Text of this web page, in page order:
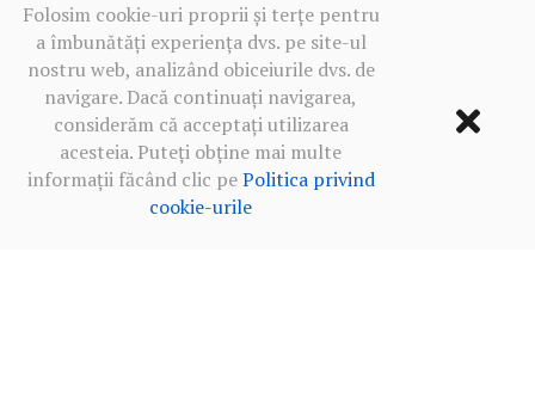
Folosim cookie-uri proprii și terțe pentru
a îmbunătăți experiența dvs. pe site-ul
nostru web, analizând obiceiurile dvs. de
navigare. Dacă continuați navigarea,
considerăm că acceptați utilizarea
acesteia. Puteți obține mai multe
informații făcând clic pePolitica privind
cookie-urile